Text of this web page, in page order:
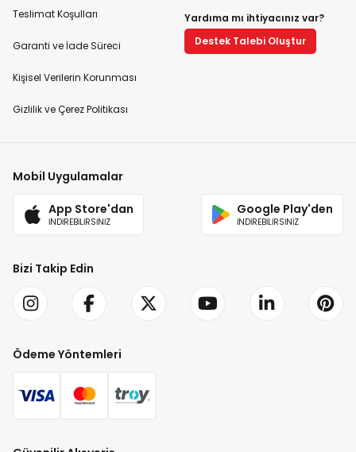
Teslimat Koşulları
Garanti ve İade Süreci
Kişisel Verilerin Korunması
Gizlilik ve Çerez Politikası
Yardıma mı ihtiyacınız var?
Destek Talebi Oluştur
Mobil Uygulamalar
App Store'dan
İNDİREBİLİRSİNİZ
Google Play'den
İNDİREBİLİRSİNİZ
Bizi Takip Edin
Ödeme Yöntemleri